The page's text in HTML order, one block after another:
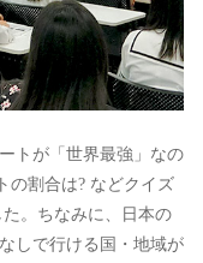
トが「世界最強」なの
の割合は? などクイズ
。ちなみに、日本の
しで行ける国・地域が